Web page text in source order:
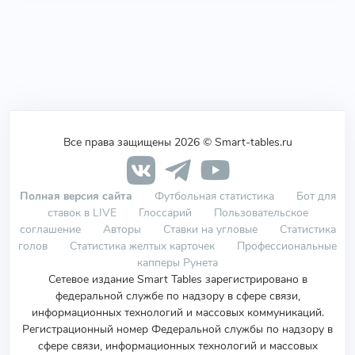
Все права защищены 2026 © Smart-tables.ru
Полная версия сайта Футбольная статистика
Бот для
ставок в LIVE
Глоссарий
Пользовательское
соглашение
Авторы Ставки на угловые
Статистика
голов
Статистика желтых карточек
Профессиональные
капперы Рунета
Сетевое издание Smart Tables зарегистрировано в
федеральной службе по надзору в сфере связи,
информационных технологий и массовых коммуникаций.
Регистрационный номер Федеральной службы по надзору в
сфере связи, информационных технологий и массовых